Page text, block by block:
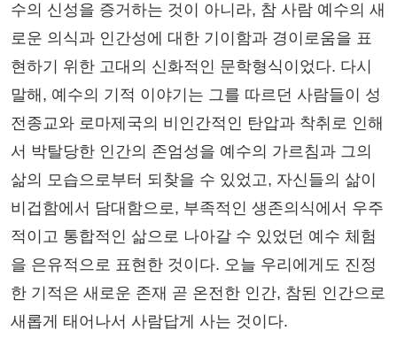
수의 신성을 증거하는 것이 아니라, 참 사람 예수의 새
로운 의식과 인간성에 대한 기이함과 경이로움을 표
현하기 위한 고대의 신화적인 문학형식이었다. 다시
말해, 예수의 기적 이야기는 그를 따르던 사람들이 성
전종교와 로마제국의 비인간적인 탄압과 착취로 인해
서 박탈당한 인간의 존엄성을 예수의 가르침과 그의
삶의 모습으로부터 되찾을 수 있었고, 자신들의 삶이
비겁함에서 담대함으로, 부족적인 생존의식에서 우주
적이고 통합적인 삶으로 나아갈 수 있었던 예수 체험
을 은유적으로 표현한 것이다. 오늘 우리에게도 진정
한 기적은 새로운 존재 곧 온전한 인간, 참된 인간으로
새롭게 태어나서 사람답게 사는 것이다.